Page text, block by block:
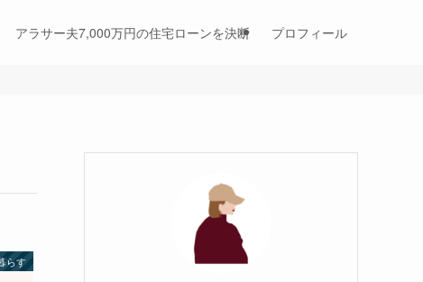
アラサー夫7,000万円の住宅ローンを決断 プロフィール
らす